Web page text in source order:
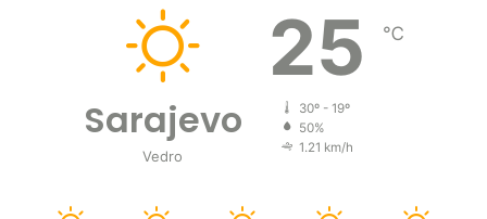
Sarajevo
Vedro
25 ℃
30º - 19º
50%
1.21 km/h